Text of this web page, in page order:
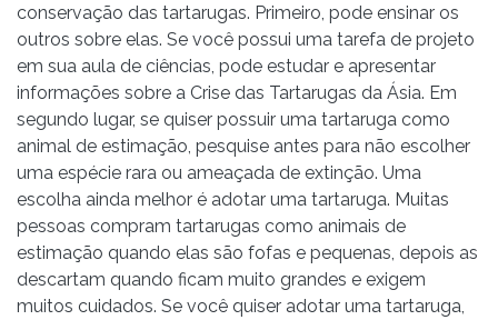
conservação das tartarugas. Primeiro, pode ensinar os
outros sobre elas. Se você possui uma tarefa de projeto
em sua aula de ciências, pode estudar e apresentar
informações sobre a Crise das Tartarugas da Ásia. Em
segundo lugar, se quiser possuir uma tartaruga como
animal de estimação, pesquise antes para não escolher
uma espécie rara ou ameaçada de extinção. Uma
escolha ainda melhor é adotar uma tartaruga. Muitas
pessoas compram tartarugas como animais de
estimação quando elas são fofas e pequenas, depois as
descartam quando ficam muito grandes e exigem
muitos cuidados. Se você quiser adotar uma tartaruga,